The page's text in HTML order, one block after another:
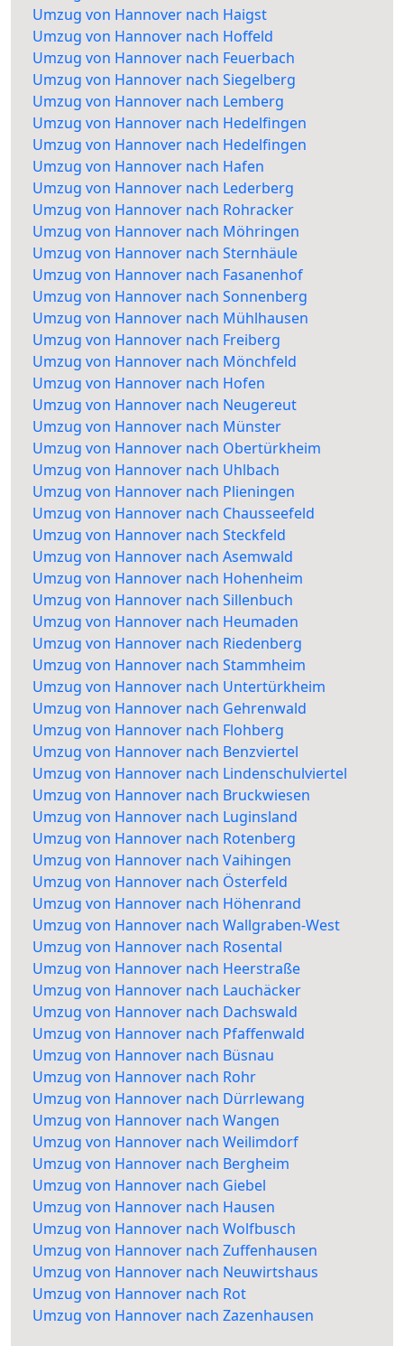
Umzug von Hannover nach Haigst
Umzug von Hannover nach Hoffeld
Umzug von Hannover nach Feuerbach
Umzug von Hannover nach Siegelberg
Umzug von Hannover nach Lemberg
Umzug von Hannover nach Hedelfingen
Umzug von Hannover nach Hedelfingen
Umzug von Hannover nach Hafen
Umzug von Hannover nach Lederberg
Umzug von Hannover nach Rohracker
Umzug von Hannover nach Möhringen
Umzug von Hannover nach Sternhäule
Umzug von Hannover nach Fasanenhof
Umzug von Hannover nach Sonnenberg
Umzug von Hannover nach Mühlhausen
Umzug von Hannover nach Freiberg
Umzug von Hannover nach Mönchfeld
Umzug von Hannover nach Hofen
Umzug von Hannover nach Neugereut
Umzug von Hannover nach Münster
Umzug von Hannover nach Obertürkheim
Umzug von Hannover nach Uhlbach
Umzug von Hannover nach Plieningen
Umzug von Hannover nach Chausseefeld
Umzug von Hannover nach Steckfeld
Umzug von Hannover nach Asemwald
Umzug von Hannover nach Hohenheim
Umzug von Hannover nach Sillenbuch
Umzug von Hannover nach Heumaden
Umzug von Hannover nach Riedenberg
Umzug von Hannover nach Stammheim
Umzug von Hannover nach Untertürkheim
Umzug von Hannover nach Gehrenwald
Umzug von Hannover nach Flohberg
Umzug von Hannover nach Benzviertel
Umzug von Hannover nach Lindenschulviertel
Umzug von Hannover nach Bruckwiesen
Umzug von Hannover nach Luginsland
Umzug von Hannover nach Rotenberg
Umzug von Hannover nach Vaihingen
Umzug von Hannover nach Österfeld
Umzug von Hannover nach Höhenrand
Umzug von Hannover nach Wallgraben-West
Umzug von Hannover nach Rosental
Umzug von Hannover nach Heerstraße
Umzug von Hannover nach Lauchäcker
Umzug von Hannover nach Dachswald
Umzug von Hannover nach Pfaffenwald
Umzug von Hannover nach Büsnau
Umzug von Hannover nach Rohr
Umzug von Hannover nach Dürrlewang
Umzug von Hannover nach Wangen
Umzug von Hannover nach Weilimdorf
Umzug von Hannover nach Bergheim
Umzug von Hannover nach Giebel
Umzug von Hannover nach Hausen
Umzug von Hannover nach Wolfbusch
Umzug von Hannover nach Zuffenhausen
Umzug von Hannover nach Neuwirtshaus
Umzug von Hannover nach Rot
Umzug von Hannover nach Zazenhausen